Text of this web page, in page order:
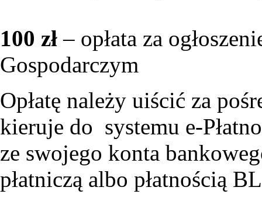
100 zł – opłata za
Gospodarczym
Opłatę należy uiścić za
kieruje do systemu e-
ze swojego konta
płatniczą albo płatnością